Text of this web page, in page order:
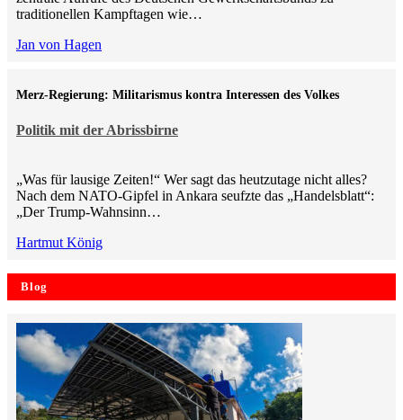
traditionellen Kampftagen wie…
Jan von Hagen
Politik mit der Abrissbirne
Merz-Regierung: Militarismus kontra Inte­ressen des Volkes
„Was für lausige Zeiten!“ Wer sagt das heutzutage nicht alles?
Nach dem NATO-Gipfel in Ankara seufzte das „Handelsblatt“:
„Der Trump-Wahnsinn…
Hartmut König
Blog